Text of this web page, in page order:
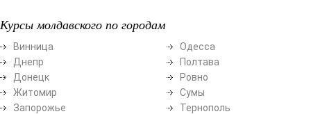
Курсы молдавского по городам
Винница
Днепр
Донецк
Житомир
Запорожье
Одесса
Полтава
Ровно
Сумы
Тернополь